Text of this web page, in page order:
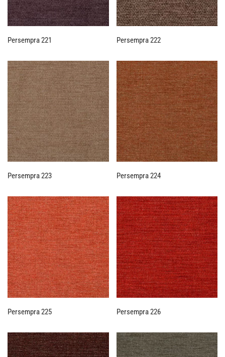
Persempra 221 Persempra 222
Persempra 223 Persempra 224
Persempra 225 Persempra 226